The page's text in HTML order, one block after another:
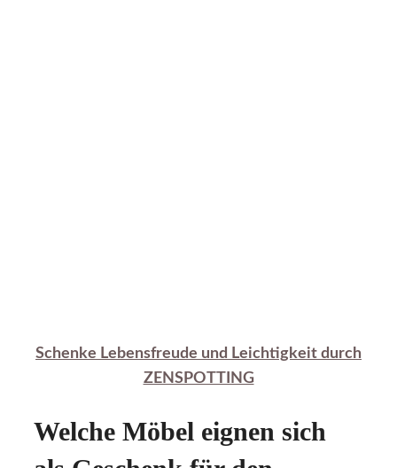
Schenke Lebensfreude und Leichtigkeit durch
ZENSPOTTING
Welche Möbel eignen sich